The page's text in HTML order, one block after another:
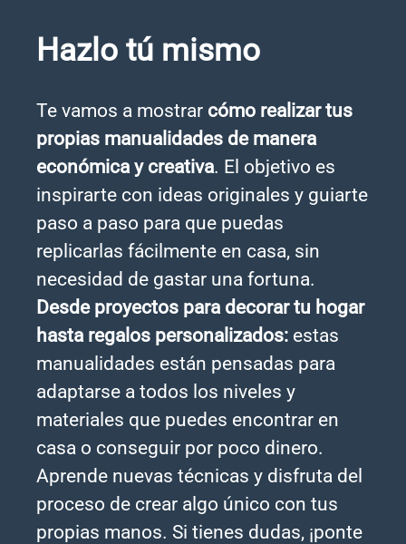
Hazlo tú mismo
Te vamos a mostrar cómo realizar tus
propias manualidades de manera
económica y creativa. El objetivo es
inspirarte con ideas originales y guiarte
paso a paso para que puedas
replicarlas fácilmente en casa, sin
necesidad de gastar una fortuna.
Desde proyectos para decorar tu hogar
hasta regalos personalizados: estas
manualidades están pensadas para
adaptarse a todos los niveles y
materiales que puedes encontrar en
casa o conseguir por poco dinero.
Aprende nuevas técnicas y disfruta del
proceso de crear algo único con tus
propias manos. Si tienes dudas, ¡ponte